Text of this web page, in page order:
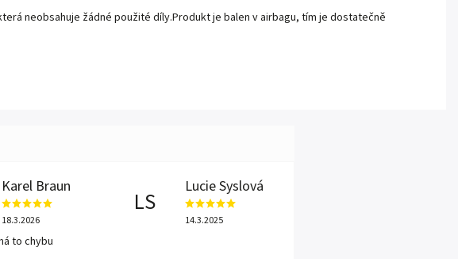
neobsahuje žádné použité díly.Produkt je balen v airbagu, tím je dostatečně
Karel Braun
18.3.2026
to chybu
LS
Lucie Syslová
14.3.2025